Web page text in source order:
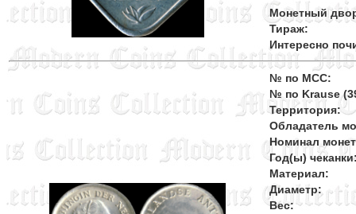
Монетный
Тираж:
Интересно
№ по MCC:
№ по Krause
Территория:
Обладатель
Номинал
Год(ы)
Материал:
Диаметр:
Вес: